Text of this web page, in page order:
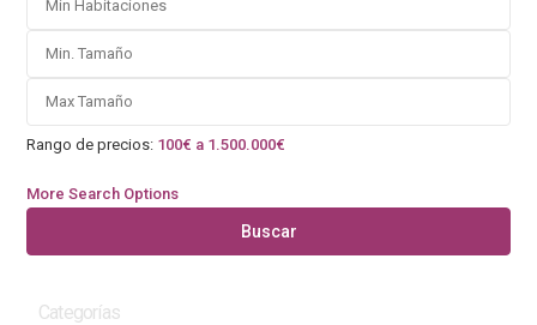
Rango de precios: 100€ a 1.500.000€
More Search Options
Buscar
Categorías